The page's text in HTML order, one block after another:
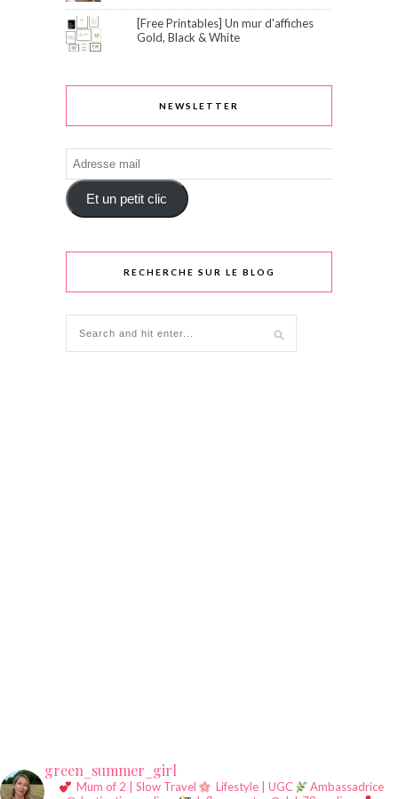
[Free Printables] Un mur d'affiches
Gold, Black & White
NEWSLETTER
Adresse
mail
Et un petit clic
RECHERCHE SUR LE BLOG
green_summer_girl
Mum of 2 | Slow Travel Lifestyle | UGC
Ambassadrice